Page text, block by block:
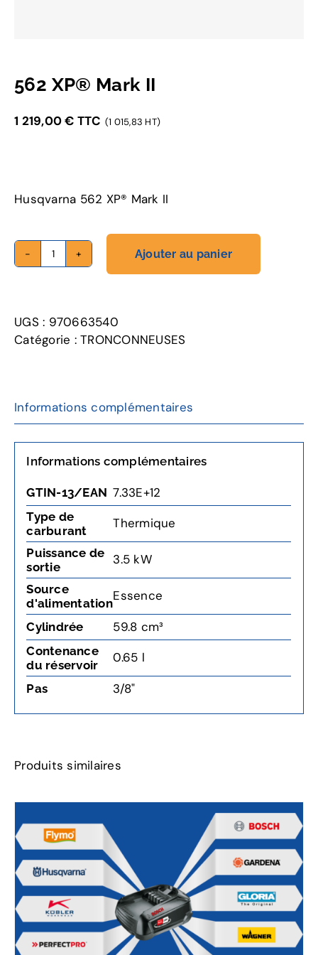
562 XP® Mark II
1 219,00€ TTC (1 015,83 HT)
Husqvarna 562 XP® Mark II
quantité
XP®
Mark
II
Ajouter au panier
UGS : 970663540
Catégorie :TRONCONNEUSES
Informations complémentaires
Informations complémentaires
GTIN-13/EAN 7.33E+12
Type de
carburant
Thermique
Puissance de
sortie
3.5 kW
Source
d'alimentationEssence
Cylindrée 59.8 cm³
Contenance
du réservoir
0.65 l
Pas 3/8"
Produits similaires